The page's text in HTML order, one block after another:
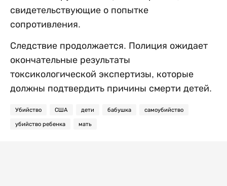
свидетельствующие о попытке
сопротивления.
Следствие продолжается. Полиция ожидает
окончательные результаты
токсикологической экспертизы, которые
должны подтвердить причины смерти детей.
Убийство США дети бабушка самоубийство
убийство ребенка мать